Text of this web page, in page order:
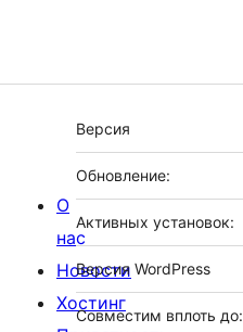
Мета
Версия
Обновление:
Активных установок:
Версия WordPress
Совместим вплоть до:
О
нас
Новости
Хостинг